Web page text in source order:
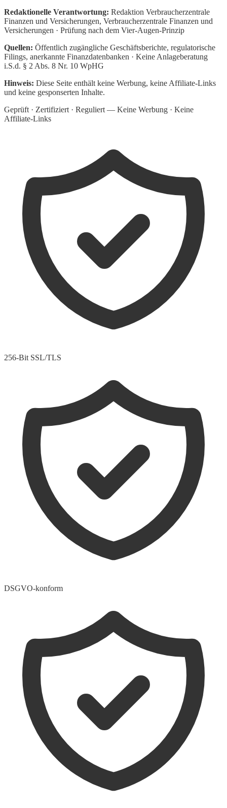
Redaktionelle Verantwortung: Redaktion Verbraucherzentrale
Finanzen und Versicherungen, Verbraucherzentrale Finanzen und
Versicherungen · Prüfung nach dem Vier-Augen-Prinzip
Quellen: Öffentlich zugängliche Geschäftsberichte, regulatorische
Filings, anerkannte Finanzdatenbanken · Keine Anlageberatung
i.S.d. § 2 Abs. 8 Nr. 10 WpHG
Hinweis: Diese Seite enthält keine Werbung, keine Affiliate-Links
und keine gesponserten Inhalte.
Geprüft · Zertifiziert · Reguliert — Keine Werbung · Keine
Affiliate-Links
256-Bit SSL/TLS
DSGVO-konform